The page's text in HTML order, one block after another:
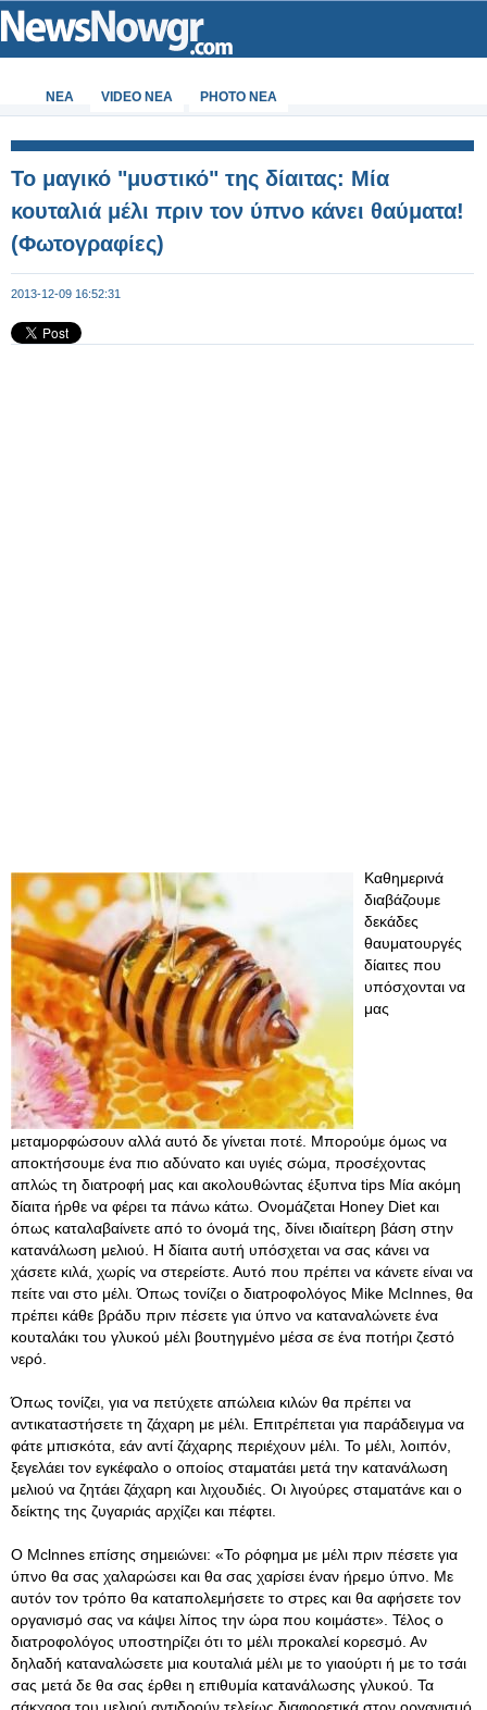
ΝΕΑ VIDEO NEA PHOTO NEA
Το μαγικό "μυστικό" της δίαιτας: Μία
κουταλιά μέλι πριν τον ύπνο κάνει θαύματα!
(Φωτογραφίες)
2013-12-09 16:52:31
Καθημερινά
διαβάζουμε
δεκάδες
θαυματουργές
δίαιτες που
υπόσχονται να
μας
μεταμορφώσουν αλλά αυτό δε γίνεται ποτέ. Μπορούμε όμως να
αποκτήσουμε ένα πιο αδύνατο και υγιές σώμα, προσέχοντας
απλώς τη διατροφή μας και ακολουθώντας έξυπνα tips Μία ακόμη
δίαιτα ήρθε να φέρει τα πάνω κάτω. Ονομάζεται Honey Diet και
όπως καταλαβαίνετε από το όνομά της, δίνει ιδιαίτερη βάση στην
κατανάλωση μελιού. Η δίαιτα αυτή υπόσχεται να σας κάνει να
χάσετε κιλά, χωρίς να στερείστε. Αυτό που πρέπει να κάνετε είναι να
πείτε ναι στο μέλι. Όπως τονίζει ο διατροφολόγος Mike McInnes, θα
πρέπει κάθε βράδυ πριν πέσετε για ύπνο να καταναλώνετε ένα
κουταλάκι του γλυκού μέλι βουτηγμένο μέσα σε ένα ποτήρι ζεστό
νερό.
Όπως τονίζει, για να πετύχετε απώλεια κιλών θα πρέπει να
αντικαταστήσετε τη ζάχαρη με μέλι. Επιτρέπεται για παράδειγμα να
φάτε μπισκότα, εάν αντί ζάχαρης περιέχουν μέλι. Το μέλι, λοιπόν,
ξεγελάει τον εγκέφαλο ο οποίος σταματάει μετά την κατανάλωση
μελιού να ζητάει ζάχαρη και λιχουδιές. Οι λιγούρες σταματάνε και ο
δείκτης της ζυγαριάς αρχίζει και πέφτει.
Ο Mclnnes επίσης σημειώνει: «Το ρόφημα με μέλι πριν πέσετε για
ύπνο θα σας χαλαρώσει και θα σας χαρίσει έναν ήρεμο ύπνο. Με
αυτόν τον τρόπο θα καταπολεμήσετε το στρες και θα αφήσετε τον
οργανισμό σας να κάψει λίπος την ώρα που κοιμάστε». Τέλος ο
διατροφολόγος υποστηρίζει ότι το μέλι προκαλεί κορεσμό. Αν
δηλαδή καταναλώσετε μια κουταλιά μέλι με το γιαούρτι ή με το τσάι
σας μετά δε θα σας έρθει η επιθυμία κατανάλωσης γλυκού. Τα